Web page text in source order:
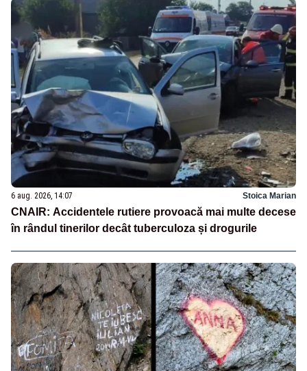
6 aug. 2026, 14:07 Stoica Marian
CNAIR: Accidentele rutiere provoacă mai multe decese
în rândul tinerilor decât tuberculoza și drogurile